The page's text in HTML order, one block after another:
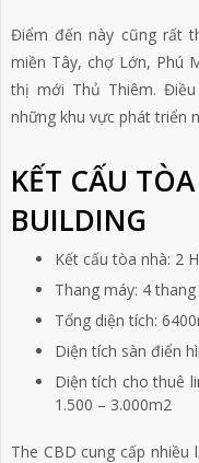
Điểm đến này cũng rất
miền Tây, chợ Lớn, Phú
thị mới Thủ Thiêm.
những khu vực phát triển
KẾT CẤU
BUILDING
Kết cấu tòa nhà: 2
Thang máy: 4
Tổng diện tích:
Diện tích sàn điển
Diện tích cho thuê
1.500 – 3.000m2
The CBD cung cấp